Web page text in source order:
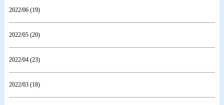
2022/06 (19)
2022/05 (20)
2022/04 (23)
2022/03 (18)